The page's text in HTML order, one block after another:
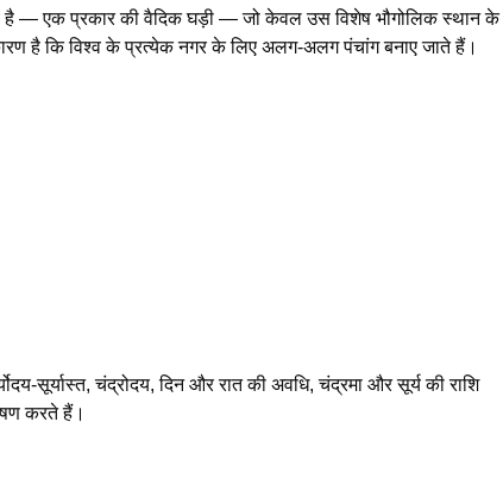
है — एक प्रकार की वैदिक घड़ी — जो केवल उस विशेष भौगोलिक स्थान के
है कि विश्व के प्रत्येक नगर के लिए अलग-अलग पंचांग बनाए जाते हैं।
सूर्यास्त, चंद्रोदय, दिन और रात की अवधि, चंद्रमा और सूर्य की राशि
करते हैं।